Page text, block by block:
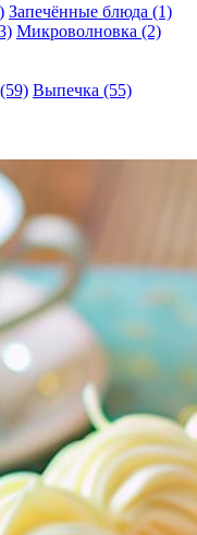
Запечённые блюда (1)
Микроволновка (2)
(59) Выпечка (55)